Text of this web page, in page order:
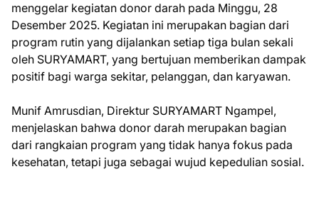
menggelar kegiatan donor darah pada Minggu, 28
Desember 2025. Kegiatan ini merupakan bagian dari
program rutin yang dijalankan setiap tiga bulan sekali
oleh SURYAMART, yang bertujuan memberikan dampak
positif bagi warga sekitar, pelanggan, dan karyawan.
Munif Amrusdian, Direktur SURYAMART Ngampel,
menjelaskan bahwa donor darah merupakan bagian
dari rangkaian program yang tidak hanya fokus pada
kesehatan, tetapi juga sebagai wujud kepedulian sosial.